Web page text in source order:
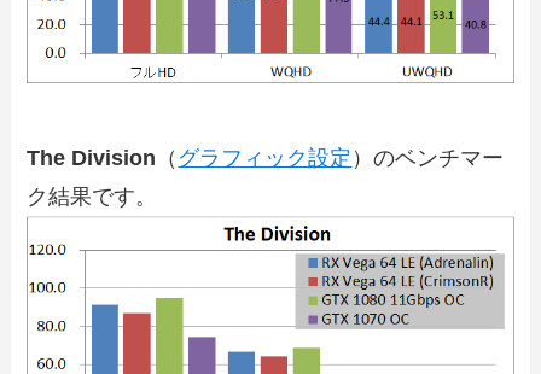
The Division （ グラフィック設定 ）のベンチマー
ク結果です。